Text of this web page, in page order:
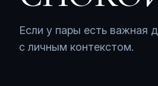
Если у пары есть важная
с личным контекстом.